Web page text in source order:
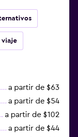
viaje
a partir de $63
a partir de $54
a partir de $102
a partir de $44